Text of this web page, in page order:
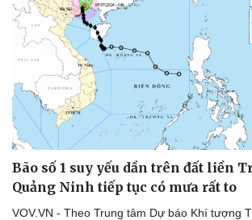
Bão số 1 suy yếu dần trên đất liền
Quảng Ninh tiếp tục có mưa rất to
VOV.VN - Theo Trung tâm Dự báo Khí tượng